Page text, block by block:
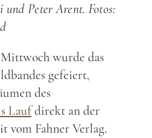
Peter Arent. Fotos:
wurde das
gefeiert,
des
Laufdirekt an der
vom Fahner Verlag.